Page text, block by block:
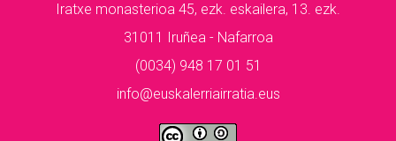
Iratxe monasterioa 45, ezk. eskailera, 13. ezk.
31011 Iruñea - Nafarroa
(0034) 948 17 01 51
info@euskalerriairratia.eus